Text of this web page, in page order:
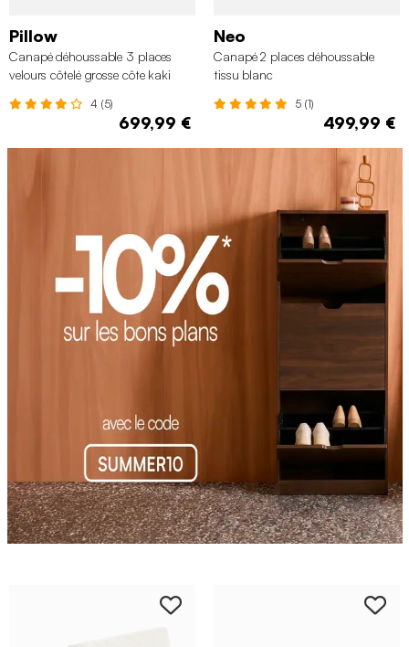
Pillow
Canapé déhoussable 3 places
velours côtelé grosse côte kaki
4 (5)
699,99 €
Neo
Canapé 2 places déhoussable
tissu blanc
5 (1)
499,99 €